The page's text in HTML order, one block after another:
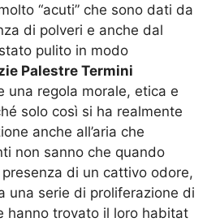
“acuti” che sono dati da
di polveri e anche dal
pulito in modo
Palestre Termini
una regola morale, etica e
solo così si ha realmente
anche all’aria che
non sanno che quando
di un cattivo odore,
una serie di proliferazione di
hanno trovato il loro habitat